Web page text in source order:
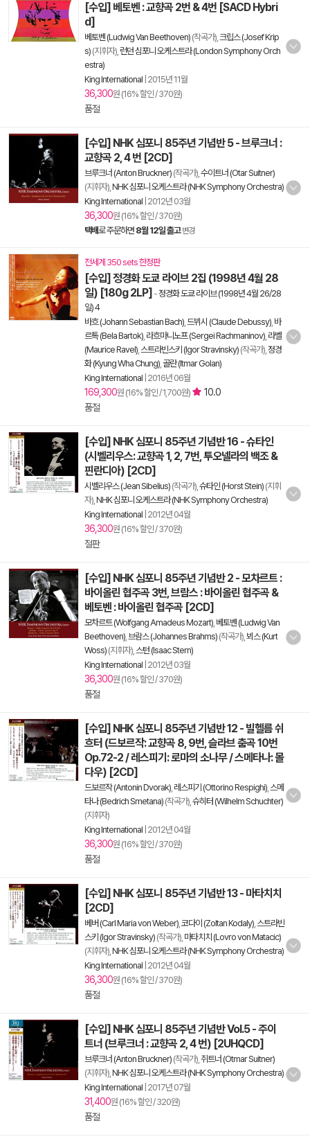
[수입] 베토벤 : 교향곡 2번 & 4번 [SACD Hybri
d]
베토벤 (Ludwig Van Beethoven) (작곡가), 크립스 (Josef Krip
s) (지휘자), 런던 심포니 오케스트라 (London Symphony Orch
estra)
King International 2015년 11월
36,300원 (16% 할인 / 370원)
품절
[수입] NHK 심포니 85주년 기념반 5 - 브루크너 :
교향곡 2, 4 번 [2CD]
브루크너 (Anton Bruckner) (작곡가), 수이트너 (Otar Suitner)
(지휘자), NHK 심포니 오케스트라 (NHK Symphony Orchestra)
King International 2012년 03월
36,300원 (16% 할인 / 370원)
택배로 주문하면 8월 12일 출고 변경
전세계 350 sets 한정판
[수입] 정경화 도쿄 라이브 2집 (1998년 4월 28
일) [180g 2LP] -정경화 도쿄 라이브 (1998년 4월 26/28
일) 4
바흐 (Johann Sebastian Bach) 드뷔시 (Claude Debussy) 바
르톡 (Bela Bartok) 라흐마니노프 (Sergei Rachmaninov) 라벨
(Maurice Ravel) 스트라빈스키 (Igor Stravinsky) (작곡가), 정경
화 (Kyung Wha Chung) 골란 (Itmar Golan)
King International 2016년 06월
169,300원 (16% 할인 / 1,700원)
10.0
품절
[수입] NHK 심포니 85주년 기념반 16 - 슈타인
(시벨리우스: 교향곡 1, 2, 7번, 투오넬라의 백조 &
핀란디아) [2CD]
시벨리우스 (Jean Sibelius) (작곡가), 슈타인 (Horst Stein) (지휘
자), NHK 심포니 오케스트라 (NHK Symphony Orchestra)
King International 2012년 04월
36,300원 (16% 할인 / 370원)
절판
[수입] NHK 심포니 85주년 기념반 2 - 모차르트 :
바이올린 협주곡 3번, 브람스 : 바이올린 협주곡 &
베토벤 : 바이올린 협주곡 [2CD]
모차르트 (Wolfgang Amadeus Mozart) 베토벤 (Ludwig Van
Beethoven) 브람스 (Johannes Brahms) (작곡가), 뵈스 (Kurt
Woss) (지휘자), 스턴 (Isaac Stern)
King International 2012년 03월
36,300원 (16% 할인 / 370원)
품절
[수입] NHK 심포니 85주년 기념반 12 - 빌헬름 쉬
흐터 (드보르작: 교향곡 8, 9번, 슬라브 춤곡 10번
Op.72-2 / 레스피기: 로마의 소나무 / 스메타나: 몰
다우) [2CD]
드보르작 (Antonin Dvorak) 레스피기 (Ottorino Respighi) 스메
타나 (Bedrich Smetana) (작곡가), 슈히터 (Wilhelm Schuchter)
(지휘자)
King International 2012년 04월
36,300원 (16% 할인 / 370원)
품절
[수입] NHK 심포니 85주년 기념반 13 - 마타치치
[2CD]
베버 (Carl Maria von Weber) 코다이 (Zoltan Kodaly) 스트라빈
스키 (Igor Stravinsky) (작곡가), 마타치치 (Lovro von Matacic)
(지휘자), NHK 심포니 오케스트라 (NHK Symphony Orchestra)
King International 2012년 04월
36,300원 (16% 할인 / 370원)
품절
[수입] NHK 심포니 85주년 기념반 Vol.5 - 주이
트너 (브루크너 : 교향곡 2, 4 번) [2UHQCD]
브루크너 (Anton Bruckner) (작곡가), 쥐트너 (Otmar Suitner)
(지휘자), NHK 심포니 오케스트라 (NHK Symphony Orchestra)
King International 2017년 07월
31,400원 (16% 할인 / 320원)
품절